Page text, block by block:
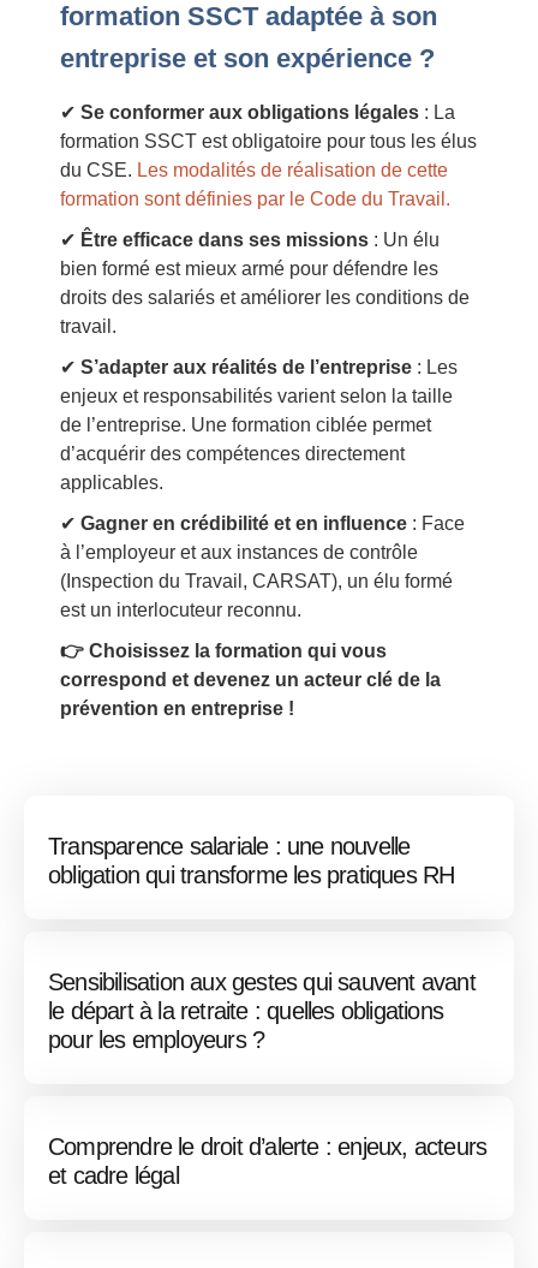
formation SSCT adaptée à son
entreprise et son expérience ?
✔ Se conformer aux obligations légales : La
formation SSCT est obligatoire pour tous les élus
du CSE. Les modalités de réalisation de cette
formation sont définies par le Code du Travail.
✔ Être efficace dans ses missions : Un élu
bien formé est mieux armé pour défendre les
droits des salariés et améliorer les conditions de
travail.
✔ S’adapter aux réalités de l’entreprise : Les
enjeux et responsabilités varient selon la taille
de l’entreprise. Une formation ciblée permet
d’acquérir des compétences directement
applicables.
✔ Gagner en crédibilité et en influence : Face
à l’employeur et aux instances de contrôle
(Inspection du Travail, CARSAT), un élu formé
est un interlocuteur reconnu.
👉 Choisissez la formation qui vous
correspond et devenez un acteur clé de la
prévention en entreprise !
Transparence salariale : une nouvelle
obligation qui transforme les pratiques RH
Sensibilisation aux gestes qui sauvent avant
le départ à la retraite : quelles obligations
pour les employeurs ?
Comprendre le droit d’alerte : enjeux, acteurs
et cadre légal